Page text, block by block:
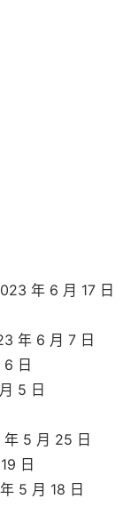
年 6 月 17 日
年 6 月 7 日
日
5 日
5 月 25 日
日
5 月 18 日